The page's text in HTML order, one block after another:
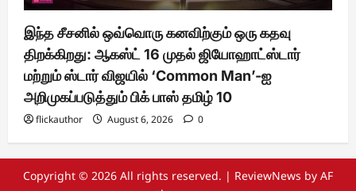
இந்த சீசனில் ஒவ்வொரு கனவிற்கும் ஒரு கதவு
திறக்கிறது: ஆகஸ்ட் 16 முதல் ஜியோஹாட்ஸ்டார்
மற்றும் ஸ்டார் விஜயில் ‘Common Man’-ஐ
அறிமுகப்படுத்தும் பிக் பாஸ் தமிழ் 10
flickauthor August 6, 2026 0
Copyright © 2026 All rights reserved. | ReviewNews by AF